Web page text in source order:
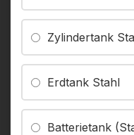
Zylindertank
Erdtank Stahl
Batterietank